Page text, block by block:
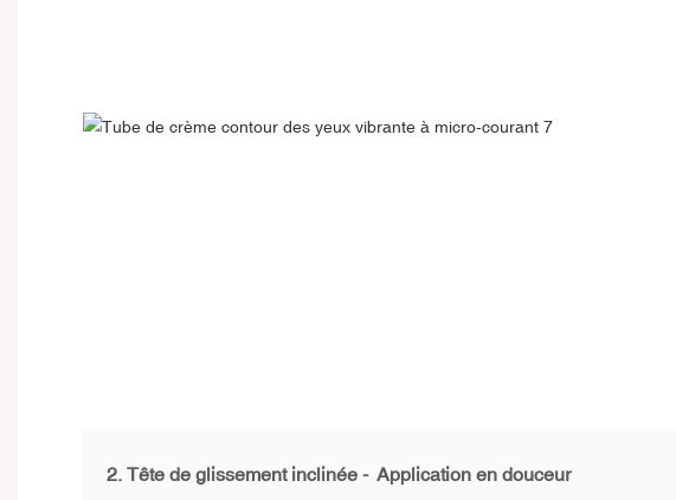
2. Tête de glissement inclinée - Application en douceur